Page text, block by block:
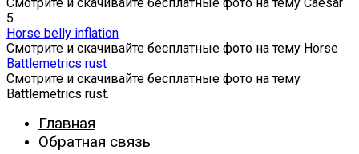
5.
Horse belly inflation
Смотрите и скачивайте бесплатные фото на тему Horse
Battlemetrics rust
Смотрите и скачивайте бесплатные фото на тему
Battlemetrics rust.
Главная
Обратная связь